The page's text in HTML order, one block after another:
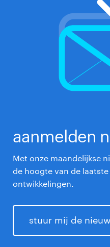
aanmelden
Met onze maandelijkse
de hoogte van de
ontwikkelingen.
stuur mij de